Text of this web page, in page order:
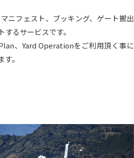
ニフェスト、ブッキング、ゲート搬出
るサービスです。
、Yard Operationをご利用頂く事に
。